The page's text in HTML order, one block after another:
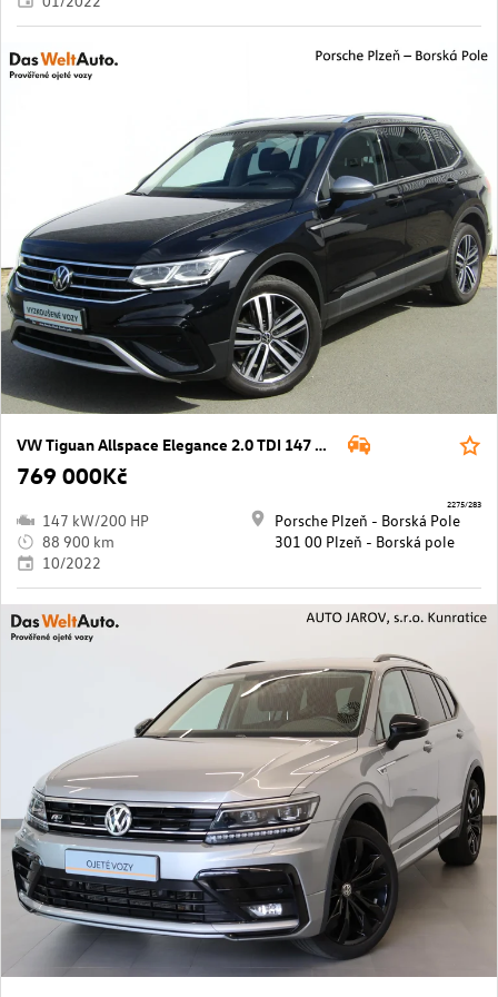
VW Tiguan Allspace Elegance 2.0 TDI 147 kW DSG 4 Motion
769 000Kč
147 kW/200 HP
88 900 km
10/2022
Porsche Plzeň - Borská Pole
301 00 Plzeň - Borská pole
2275/283